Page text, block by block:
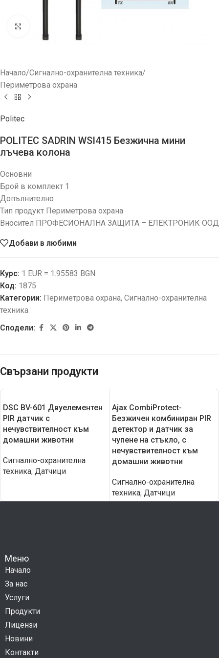
Начало/Сигнално-охранителна техника/
Периметрова охрана
Politec
POLITEC SADRIN WSI415 Безжична мини
лъчева колона
Основни
Брой в комплект 1
Допълнително
Тип продукт Периметрова охрана
Вносител ПРОФЕСИОНАЛНА ЗАЩИТА – ЕЛЕКТРОНИК ООД
Добави в любими
Курс: 1 EUR = 1.95583 BGN
Код: 1875
Категории: Периметрова охрана, Сигнално-охранителна
техника
Сподели:
Свързани продукти
DSC BV-601 Двуелементен
PIR датчик с
нечувствителност към
домашни животни
Сигнално-охранителна
техника, Датчици
Ajax CombiProtect-
Безжичен комбиниран PIR
детектор и датчик за
чупене на стъкло, с
нечувствителност към
домашни животни
Сигнално-охранителна
техника, Датчици
Меню
Начало
За нас
Услуги
Продукти
Лицензи
Новини
Контакти